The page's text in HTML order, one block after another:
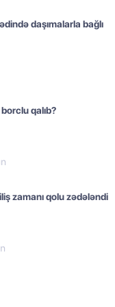
daşımalarla bağlı
qalıb?
zamanı qolu zədələndi